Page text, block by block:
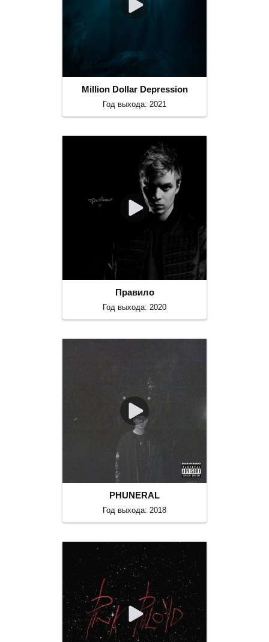
Million Dollar Depression
Год выхода: 2021
Правило
Год выхода: 2020
PHUNERAL
Год выхода: 2018